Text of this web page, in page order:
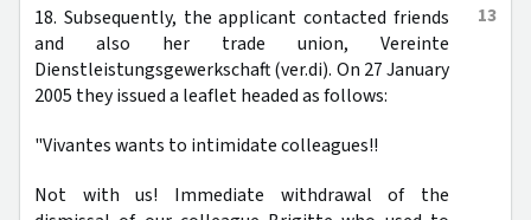
13
18. Subsequently, the applicant contacted friends
and also her trade union, Vereinte
Dienstleistungsgewerkschaft (ver.di). On 27 January
2005 they issued a leaflet headed as follows:
"Vivantes wants to intimidate colleagues!!
Not with us! Immediate withdrawal of the